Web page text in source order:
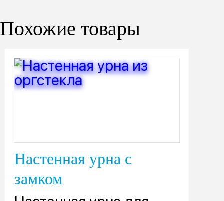
Похожие товары
Настенная урна с
замком